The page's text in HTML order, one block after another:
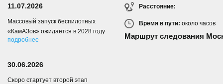
Расстояние:
Время в пути: около часов
Маршрут следования
11.07.2026
Массовый запуск беспилотных
«КамАЗов» ожидается в 2028 году
подробнее
30.06.2026
Скоро стартует второй этап